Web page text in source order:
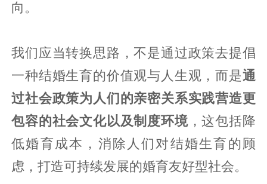
向。
我们应当转换思路，不是通过政策去提倡
一种结婚生育的价值观与人生观，而是通
过社会政策为人们的亲密关系实践营造更
包容的社会文化以及制度环境，这包括降
低婚育成本，消除人们对结婚生育的顾
虑，打造可持续发展的婚育友好型社会。